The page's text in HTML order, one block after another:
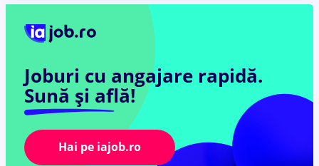
Joburi cu angajare rapidă.
Sună și află!
Hai pe iajob.ro